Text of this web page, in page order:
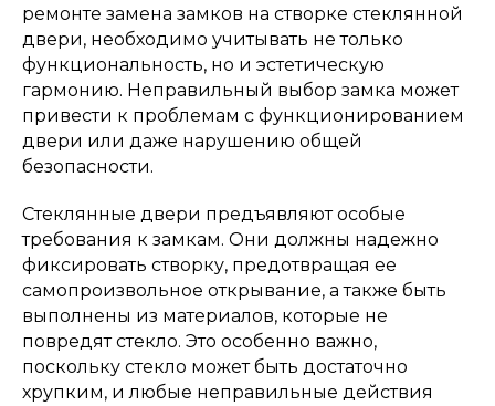
ремонте замена замков на створке стеклянной
двери, необходимо учитывать не только
функциональность, но и эстетическую
гармонию. Неправильный выбор замка может
привести к проблемам с функционированием
двери или даже нарушению общей
безопасности.
Стеклянные двери предъявляют особые
требования к замкам. Они должны надежно
фиксировать створку, предотвращая ее
самопроизвольное открывание, а также быть
выполнены из материалов, которые не
повредят стекло. Это особенно важно,
поскольку стекло может быть достаточно
хрупким, и любые неправильные действия